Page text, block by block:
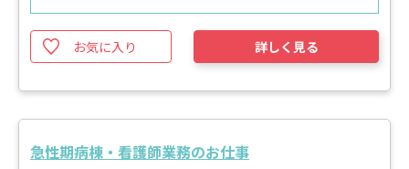
お気に入り 詳しく見る
急性期病棟・看護師業務のお仕事